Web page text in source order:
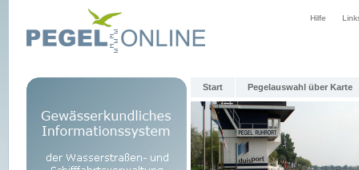
Hilfe
Start Pegelauswahl über Karte